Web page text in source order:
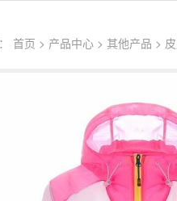
首页 > 产品中心 > 其他产品 >